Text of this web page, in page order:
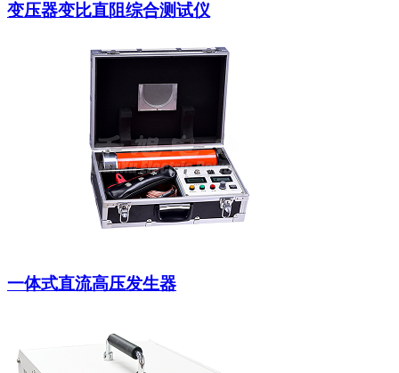
变压器变比直阻综合测试仪
一体式直流高压发生器